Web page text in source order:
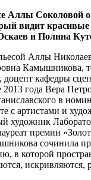
Аллы Соколовой
видит
и Полина
Аллы
Камышникова,
доцент кафедры
года Вера
в
с артистами и
художник
премии
сочинила
в которой
искривляются,